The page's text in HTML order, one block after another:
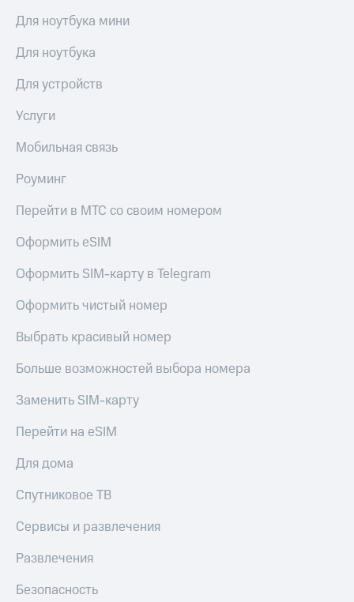
Реквизиты
Контакты
развитие
деловая этика
На главную
Для ноутбука мини
Для ноутбука
Для устройств
Услуги
Мобильная связь
Роуминг
Перейти в МТС со своим номером
Оформить eSIM
Оформить SIM-карту в Telegram
Оформить чистый номер
Выбрать красивый номер
Больше возможностей выбора номера
Заменить SIM-карту
Перейти на eSIM
Для дома
Спутниковое ТВ
Сервисы и развлечения
Развлечения
Безопасность